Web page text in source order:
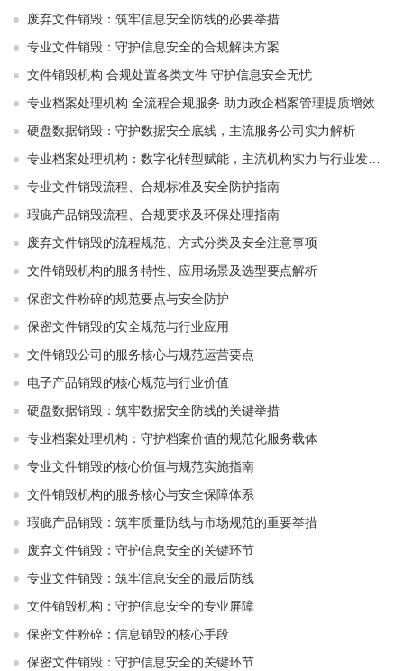
废弃文件销毁：筑牢信息安全防线的必要举措
专业文件销毁：守护信息安全的合规解决方案
文件销毁机构 合规处置各类文件 守护信息安全无忧
专业档案处理机构 全流程合规服务 助力政企档案管理提质增效
硬盘数据销毁：守护数据安全底线，主流服务公司实力解析
专业档案处理机构：数字化转型赋能，主流机构实力与行业发展解析
专业文件销毁流程、合规标准及安全防护指南
瑕疵产品销毁流程、合规要求及环保处理指南
废弃文件销毁的流程规范、方式分类及安全注意事项
文件销毁机构的服务特性、应用场景及选型要点解析
保密文件粉碎的规范要点与安全防护
保密文件销毁的安全规范与行业应用
文件销毁公司的服务核心与规范运营要点
电子产品销毁的核心规范与行业价值
硬盘数据销毁：筑牢数据安全防线的关键举措
专业档案处理机构：守护档案价值的规范化服务载体
专业文件销毁的核心价值与规范实施指南
文件销毁机构的服务核心与安全保障体系
瑕疵产品销毁：筑牢质量防线与市场规范的重要举措
废弃文件销毁：守护信息安全的关键环节
专业文件销毁：筑牢信息安全的最后防线
文件销毁机构：守护信息安全的专业屏障
保密文件粉碎：信息销毁的核心手段
保密文件销毁：守护信息安全的关键环节